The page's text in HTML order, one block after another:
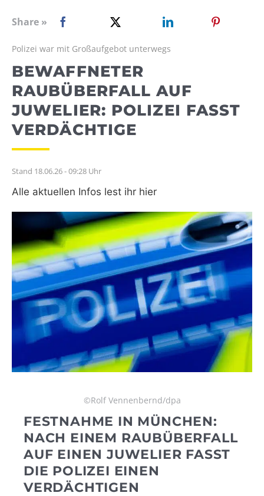
WEBRADIO
Share »
Polizei war mit Großaufgebot unterwegs
BEWAFFNETER
RAUBÜBERFALL AUF
JUWELIER: POLIZEI FASST
VERDÄCHTIGE
Stand 18.06.26 - 09:28 Uhr
Alle aktuellen Infos lest ihr hier
©Rolf Vennenbernd/dpa
FESTNAHME IN MÜNCHEN:
NACH EINEM RAUBÜBERFALL
AUF EINEN JUWELIER FASST
DIE POLIZEI EINEN
VERDÄCHTIGEN